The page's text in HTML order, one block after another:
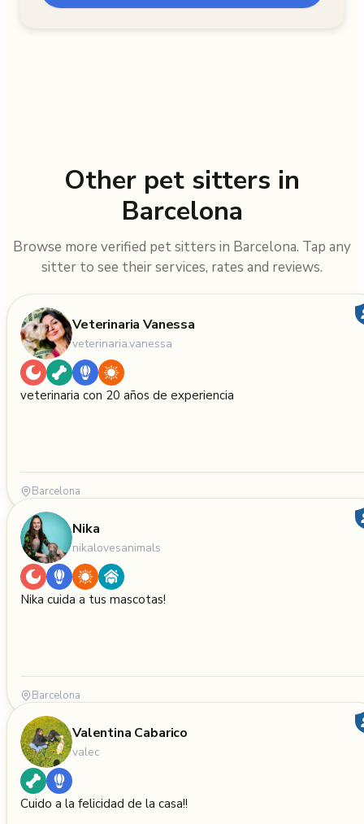
Other pet sitters in
Barcelona
Browse more verified pet sitters in Barcelona. Tap any
sitter to see their services, rates and reviews.
Veterinaria Vanessa
veterinaria.vanessa
veterinaria con 20 años de experiencia
Barcelona
Nika
nikalovesanimals
Nika cuida a tus mascotas!
Barcelona
Valentina Cabarico
valec
Cuido a la felicidad de la casa!!